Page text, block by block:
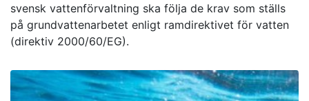
svensk vattenförvaltning ska följa de krav som ställs
på grundvattenarbetet enligt ramdirektivet för vatten
(direktiv 2000/60/EG).